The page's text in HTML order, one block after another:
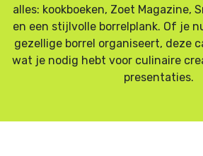
alles: kookboeken, Zoet Magazine,
en een stijlvolle borrelplank. Of je
gezellige borrel organiseert, deze
wat je nodig hebt voor culinaire
presentaties.